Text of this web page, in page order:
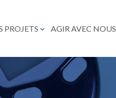
PROJETS AGIR AVEC NOUS